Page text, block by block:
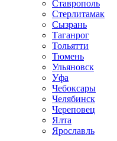
Ставрополь
Стерлитамак
Сызрань
Таганрог
Тольятти
Тюмень
Ульяновск
Уфа
Чебоксары
Челябинск
Череповец
Ялта
Ярославль